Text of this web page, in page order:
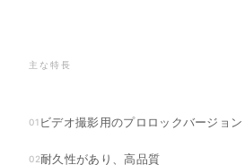
主な特長
01 ビデオ撮影用のプロロックバージョン
02耐久性があり、高品質